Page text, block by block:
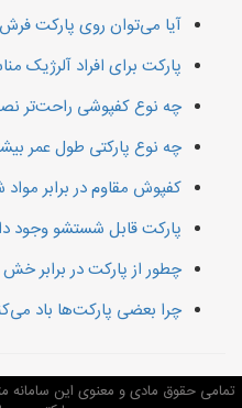
آیا می‌توان روی پارکت
پارکت برای افراد آلرژیک
چه نوع کفپوشی راحت‌تر
چه نوع پارکتی طول عمر
کفپوش مقاوم در برابر
پارکت قابل شستشو وجود
چطور از پارکت در برابر
چرا بعضی پارکت‌ها باد
تمامی حقوق مادی و معنوی این سامانه